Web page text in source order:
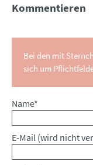
Kommentieren
Bei den mit
sich um
Pflichtfeld
Name*
Pflichtfeld
E-Mail (wird nicht